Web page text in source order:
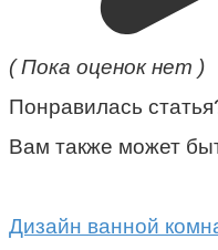
( Пока оценок нет )
Понравилась
Вам также может
Дизайн ванной